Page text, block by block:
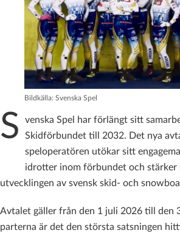
Bildkälla: Svenska Spel
S
venska Spel har förlängt sitt
Skidförbundet till 2032. Det nya
speloperatören utökar sitt
idrotter inom förbundet och stärker
utvecklingen av svensk skid- och
Avtalet gäller från den 1 juli 2026 till den
parterna är det den största satsningen